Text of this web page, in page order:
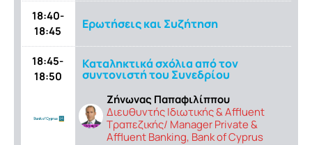
18:40-
18:45
Ερωτήσεις και Συζήτηση
18:45-
18:50
Καταληκτικά σχόλια από τον
συντονιστή του Συνεδρίου
Ζήνωνας Παπαφιλίππου
Διευθυντής Ιδιωτικής & Affluent
Τραπεζικής/ Manager Private &
Affluent Banking, Bank of Cyprus